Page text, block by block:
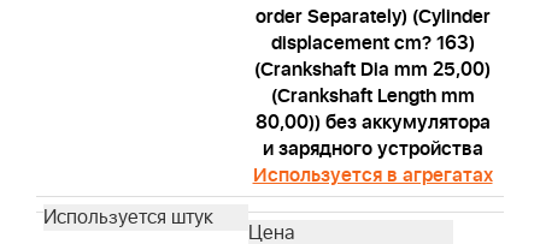
order Separately) (Cylinder
displacement cm? 163)
(Crankshaft Dia mm 25,00)
(Crankshaft Length mm
80,00)) без аккумулятора
и зарядного устройства
Используется в агрегатах